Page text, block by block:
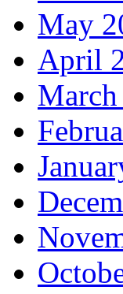
May
April